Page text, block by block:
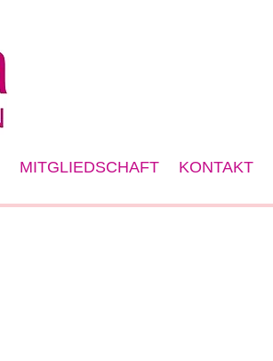
MITGLIEDSCHAFT KONTAKT